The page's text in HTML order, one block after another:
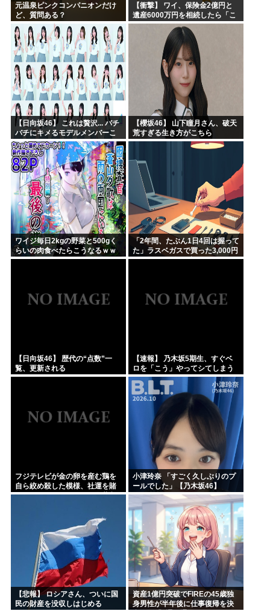
元温泉ピンクコンパニオンだけ
ど、質問ある？
【衝撃】 ワイ、保険金2億円と
遺産6000万円を相続したら「こ
う」なった・・・
【日向坂46】 これは贅沢... バチ
バチにキメるモデルメンバーこ
ちら
【櫻坂46】 山下瞳月さん、破天
荒すぎる生き方がこちら
ワイジ毎日2kgの野菜と500gく
らいの肉食べたらこうなるｗｗ
ｗ
「2年間、たぶん1日4回は握って
た」ラスベガスで買った3,000円
のキーホルダーを調べたら
【日向坂46】 歴代の“点数”一
覧、更新される
【速報】 乃木坂5期生、すぐベ
ロを「こう」やってシてしまう
ｗｗｗｗｗｗ
フジテレビが金の卵を産む鶏を
自ら絞め殺した模様、社運を賭
けたドル箱コンテンツが御蔵入
小津玲奈 「すごく久しぶりのプ
ールでした」【乃木坂46】
【悲報】 ロシアさん、ついに国
民の財産を没収しはじめる
資産1億円突破でFIREの45歳独
身男性が半年後に仕事復帰を決